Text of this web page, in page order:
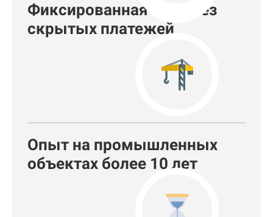
Фиксированная цена без
скрытых платежей
Опыт на промышленных
объектах более 10 лет